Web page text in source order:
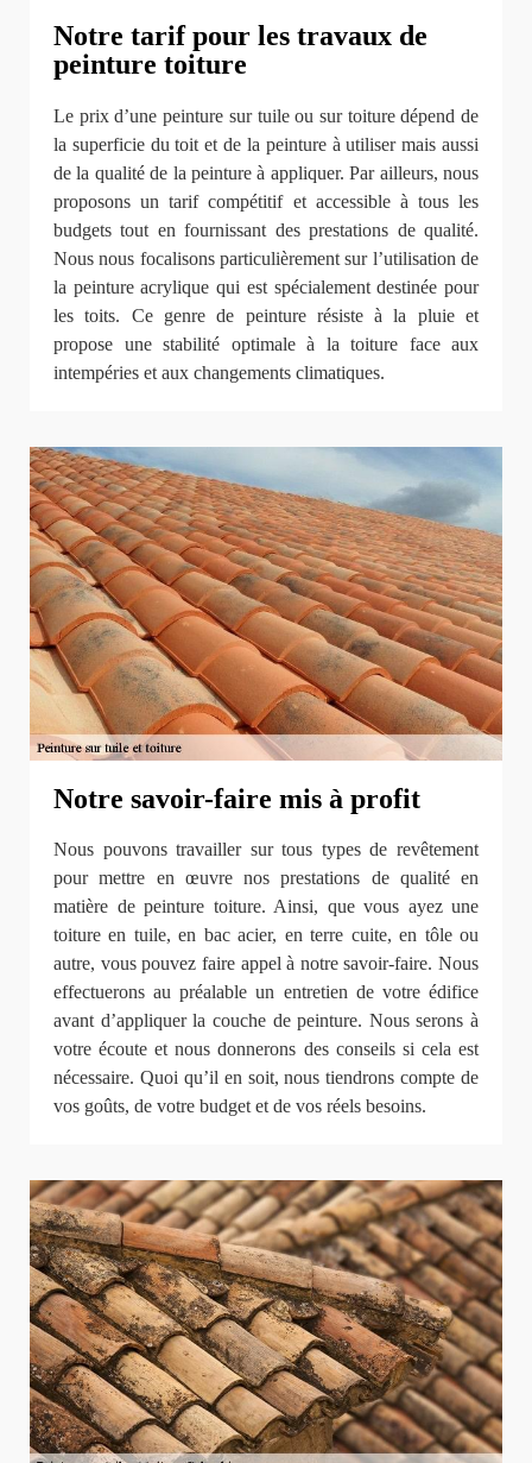
Notre tarif pour les travaux de
peinture toiture
Le prix d’une peinture sur tuile ou sur toiture dépend de
la superficie du toit et de la peinture à utiliser mais aussi
de la qualité de la peinture à appliquer. Par ailleurs, nous
proposons un tarif compétitif et accessible à tous les
budgets tout en fournissant des prestations de qualité.
Nous nous focalisons particulièrement sur l’utilisation de
la peinture acrylique qui est spécialement destinée pour
les toits. Ce genre de peinture résiste à la pluie et
propose une stabilité optimale à la toiture face aux
intempéries et aux changements climatiques.
Notre savoir-faire mis à profit
Nous pouvons travailler sur tous types de revêtement
pour mettre en œuvre nos prestations de qualité en
matière de peinture toiture. Ainsi, que vous ayez une
toiture en tuile, en bac acier, en terre cuite, en tôle ou
autre, vous pouvez faire appel à notre savoir-faire. Nous
effectuerons au préalable un entretien de votre édifice
avant d’appliquer la couche de peinture. Nous serons à
votre écoute et nous donnerons des conseils si cela est
nécessaire. Quoi qu’il en soit, nous tiendrons compte de
vos goûts, de votre budget et de vos réels besoins.